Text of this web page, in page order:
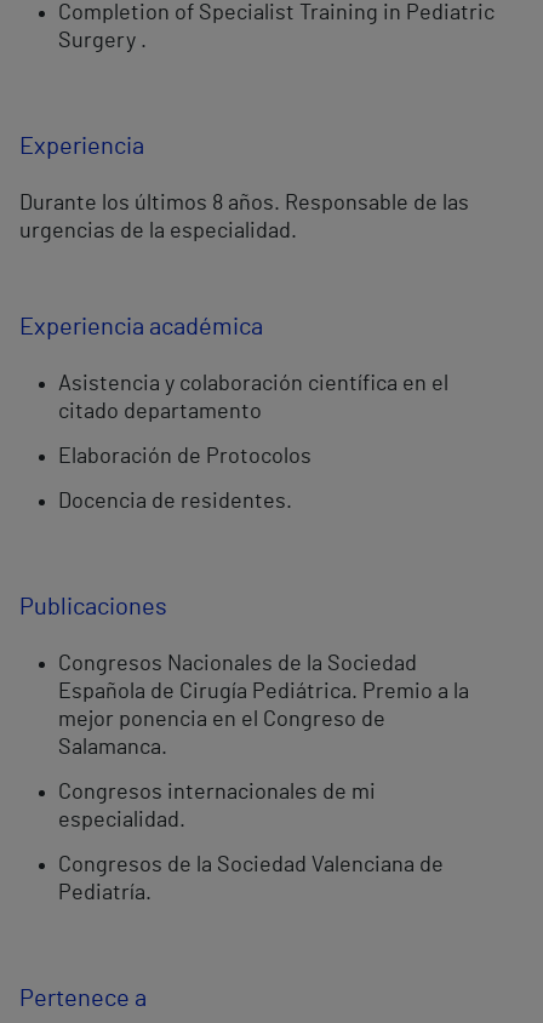
Completion of Specialist Training in Pediatric
Surgery .
Experiencia
Durante los últimos 8 años. Responsable de las
urgencias de la especialidad.
Experiencia académica
Asistencia y colaboración científica en el
citado departamento
Elaboración de Protocolos
Docencia de residentes.
Publicaciones
Congresos Nacionales de la Sociedad
Española de Cirugía Pediátrica. Premio a la
mejor ponencia en el Congreso de
Salamanca.
Congresos internacionales de mi
especialidad.
Congresos de la Sociedad Valenciana de
Pediatría.
Pertenece a